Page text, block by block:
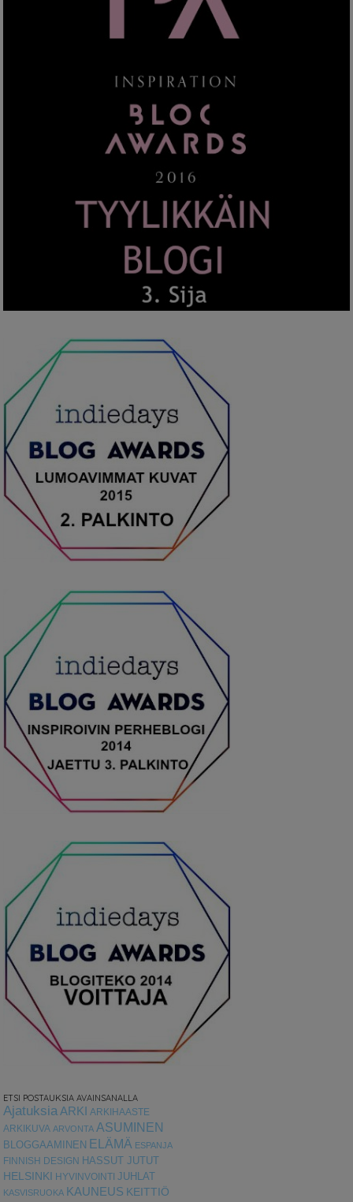
ETSI POSTAUKSIA AVAINSANALLA
Ajatuksia ARKI ARKIHAASTE
ARKIKUVA ARVONTA ASUMINEN
BLOGGAAMINEN ELÄMÄ ESPANJA
FINNISH DESIGN HASSUT JUTUT
HELSINKI
HYVINVOINTI JUHLAT
KASVISRUOKA KAUNEUS KEITTIÖ